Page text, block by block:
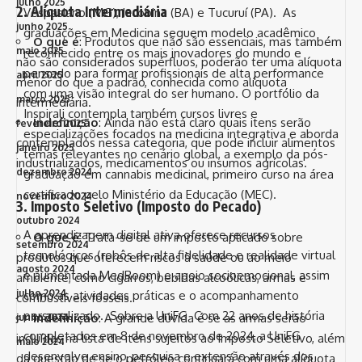
Vespasiano (MG), Jacobina (BA) e Tucuruí (PA). As
graduações em Medicina seguem modelo acadêmico
reconhecido entre os mais inovadores do mundo e
pensado para formar profissionais de alta performance
com uma visão integral do ser humano. O portfólio da
Inspirali contempla também cursos livres e
especializações focados na medicina integrativa e aborda
temas relevantes no cenário global, a exemplo da pós-
graduação em cannabis medicinal, primeiro curso na área
certificado pelo Ministério da Educação (MEC).
A aprendizagem digital ativa oferece recursos
tecnológicos (robôs de alta fidelidade e realidade virtual
e aumentada MedRoom) e apoio socioemocional, assim
como as atividades práticas e o acompanhamento
personalizado. Sobre a UniFG Com 22 anos de história
completados em 8 de novembro de 2024, a UniFG
desenvolve ensino, pesquisa e extensão através dos
2.Alíquota Intermediária
O que é: Produtos que não são essenciais, mas também
não são considerados supérfluos, poderão ter uma alíquota
menor do que a padrão, conhecida como alíquota
intermediária.
Indefinição: Ainda não está claro quais itens serão
contemplados nessa categoria, que pode incluir alimentos
industrializados, medicamentos ou insumos agrícolas.
3. Imposto Seletivo (Imposto do Pecado)
O que é: Trata-se de um imposto aplicado sobre
produtos que oferecem riscos à saúde ou ao meio
ambiente, como cigarros, bebidas alcoólicas, armas e
combustíveis fósseis.
Indefinição: A grande dúvida é se as armas serão
incluídas na lista de itens sujeitos ao Imposto Seletivo, além
da questão de se o petróleo continuará com uma alíquota
junho 2025
maio 2025
abril 2025
março 2025
fevereiro 2025
janeiro 2025
dezembro 2024
novembro 2024
outubro 2024
setembro 2024
agosto 2024
julho 2024
junho 2024
maio 2024